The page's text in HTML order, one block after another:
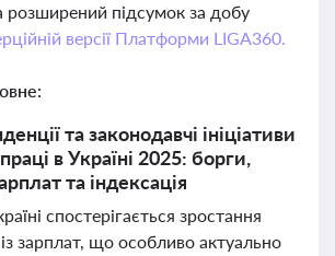
розширений підсумок за добу
версії Платформи LIGA360.
та законодавчі ініціативи
в Україні 2025: борги,
та індексація
спостерігається зростання
зарплат, що особливо актуально